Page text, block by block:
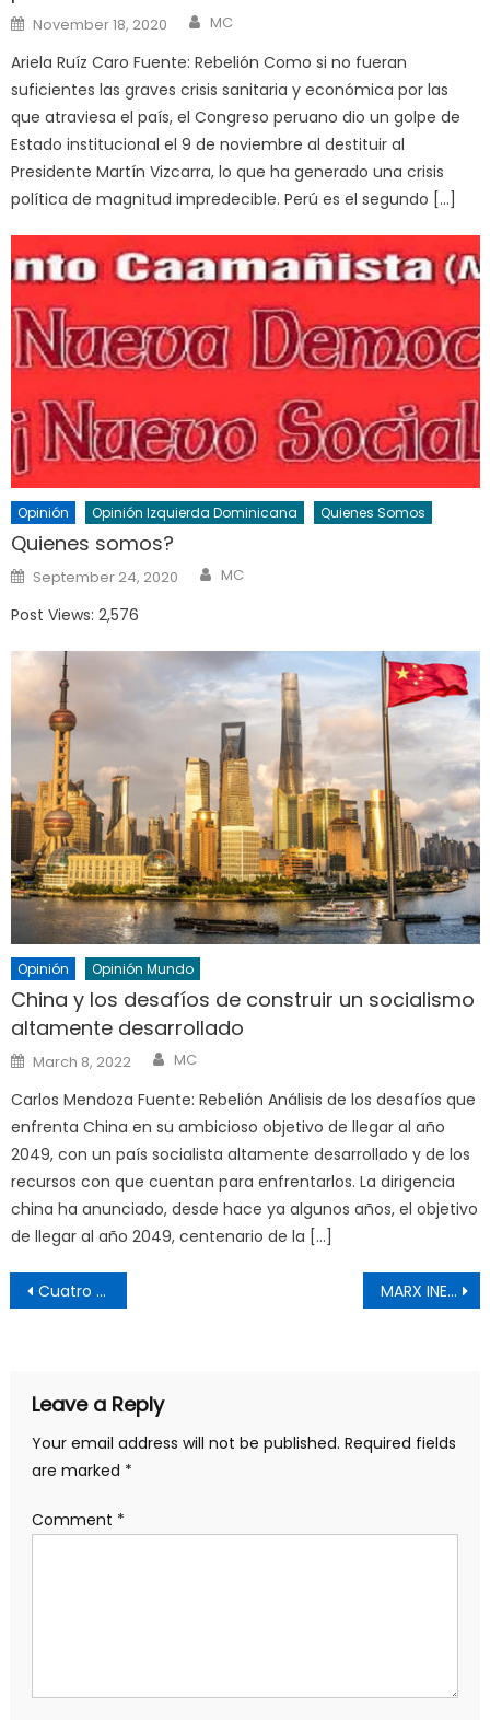
Posted
on
November 18, 2020 Author
MC
Ariela Ruíz Caro Fuente: Rebelión Como si no fueran
suficientes las graves crisis sanitaria y económica por las
que atraviesa el país, el Congreso peruano dio un golpe de
Estado institucional el 9 de noviembre al destituir al
Presidente Martín Vizcarra, lo que ha generado una crisis
política de magnitud impredecible. Perú es el segundo […]
Opinión Opinión Izquierda Dominicana Quienes Somos
Quienes somos?
Posted
on
September 24, 2020 Author
MC
Post Views: 2,576
Opinión Opinión Mundo
China y los desafíos de construir un socialismo
altamente desarrollado
Posted
on
March 8, 2022 Author
MC
Carlos Mendoza Fuente: Rebelión Análisis de los desafíos que
enfrenta China en su ambicioso objetivo de llegar al año
2049, con un país socialista altamente desarrollado y de los
recursos con que cuentan para enfrentarlos. La dirigencia
china ha anunciado, desde hace ya algunos años, el objetivo
de llegar al año 2049, centenario de la […]
Post
navigation
Cuatro claves para entender la Bolivia de Evo 2019-2025 MARX INEDITO: “COLONIALISMO”. Cuaderno de Londres Nº XIV, 1851.
Leave a Reply
Your email address will not be published. Required fields
are marked *
Comment *